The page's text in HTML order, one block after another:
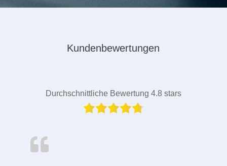
Kundenbewertungen
Durchschnittliche Bewertung 4.8 stars